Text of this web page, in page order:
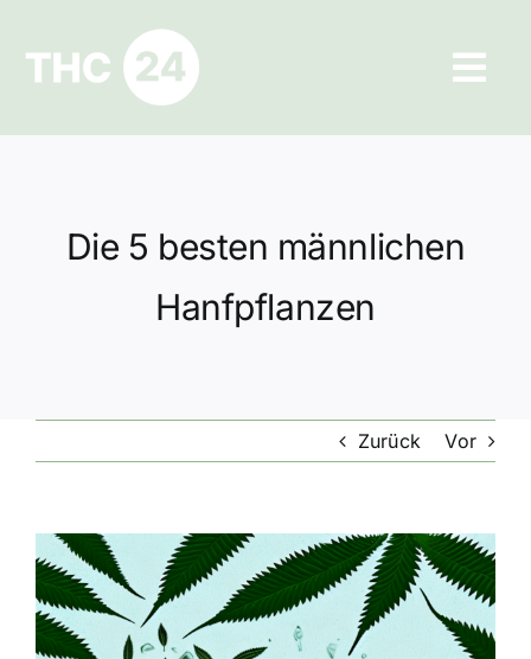
springen
Ratgeber
Die 5 besten männlichen
Hanfpflanzen
Zurück Vor
Zeige
grösseres
Bild